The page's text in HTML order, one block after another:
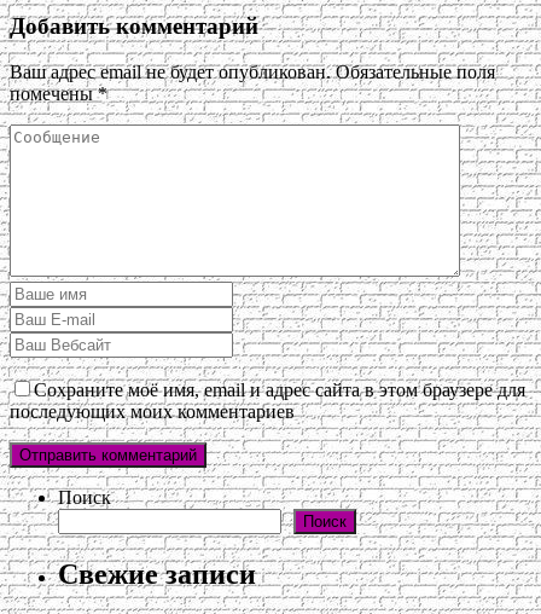
Добавить комментарий
Ваш адрес email не будет опубликован. Обязательные поля
помечены*
Сохраните моё имя, email и адрес сайта в этом браузере для
последующих моих комментариев
Поиск
Поиск
Свежие записи